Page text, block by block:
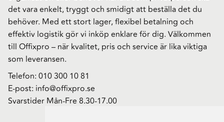
det vara enkelt, tryggt och smidigt att beställa det du
behöver. Med ett stort lager, flexibel betalning och
effektiv logistik gör vi inköp enklare för dig. Välkommen
till Offixpro – när kvalitet, pris och service är lika viktiga
som leveransen.
Telefon: 010 300 10 81
E-post: info@offixpro.se
Svarstider Mån-Fre 8.30-17.00